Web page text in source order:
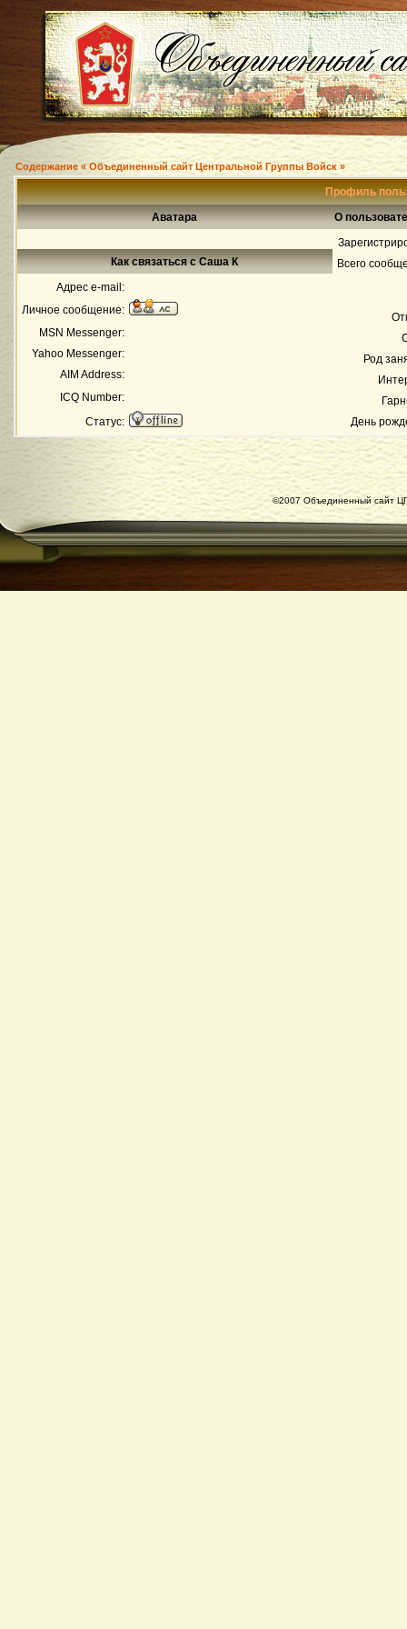
Содержание « Объединенный сайт Центральной Группы Войск »
Профиль
Аватара
О
Всего
Род
День
Как связаться с Саша К
Адрес e-mail:
Личное сообщение:
MSN Messenger:
Yahoo Messenger:
AIM Address:
ICQ Number:
Статус:
©2007 Объединенный сайт